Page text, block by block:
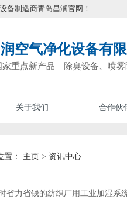
备制造商青岛昌润官网！
空气净化设备有
家重点新产品—除臭设备、喷
关于我们 合作伙
置： 主页 > 资讯中心
省力省钱的纺织厂用工业加湿系